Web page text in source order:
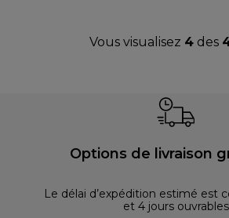
Vous visualisez 4des
Options de livraison
Le délai d’expédition estimé est
et 4 jours ouvrables